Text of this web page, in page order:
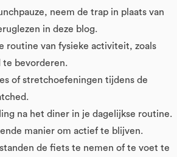
neem de trap in plaats van
in deze blog.
routine van fysieke activiteit, zoals
te bevorderen.
of stretchoefeningen tijdens de
na het diner in je dagelijkse routine.
manier om actief te blijven.
de fiets te nemen of te voet te